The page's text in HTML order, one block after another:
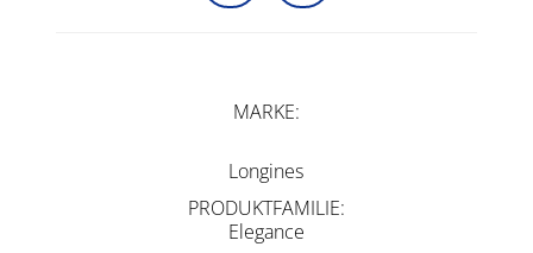
MARKE
Longines
PRODUKTFAMILIE
Elegance